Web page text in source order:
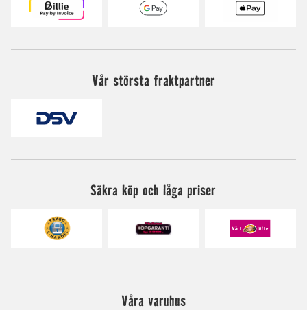
Vår största fraktpartner
Säkra köp och låga priser
Våra varuhus